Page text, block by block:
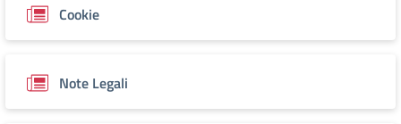
Cookie
Note Legali